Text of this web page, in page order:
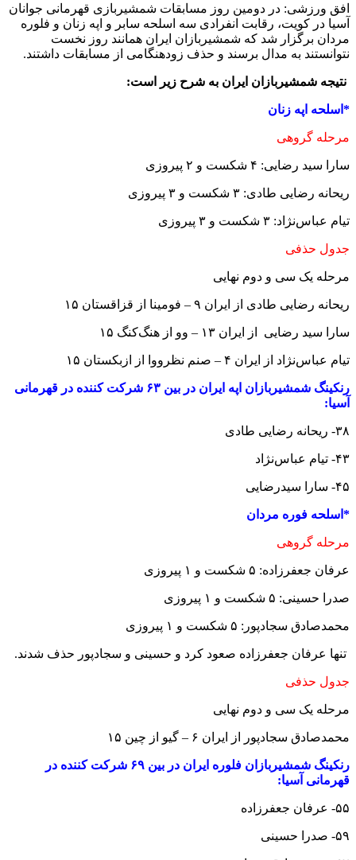
افق ورزشی: در دومین روز مسابقات شمشیربازی قهرمانی جوانان
آسیا در کویت، رقابت انفرادی سه اسلحه سابر و اپه زنان و فلوره
مردان برگزار شد که شمشیربازان ایران همانند روز نخست
نتوانستند به مدال برسند و حذف زودهنگامی از مسابقات داشتند.
نتیجه شمشیربازان ایران به شرح زیر است:
*اسلحه اپه زنان
مرحله گروهی
سارا سید رضایی: ۴ شکست و ۲ پیروزی
ریحانه رضایی طادی: ۳ شکست و ۳ پیروزی
تیام عباس‌نژاد: ۳ شکست و ۳ پیروزی
جدول حذفی
مرحله یک سی و دوم نهایی
ریحانه رضایی طادی از ایران ۹ – فومینا از قزاقستان ۱۵
سارا سید رضایی از ایران ۱۳ – وو از هنگ‌کنگ ۱۵
تیام عباس‌نژاد از ایران ۴ – صنم نظرووا از ازبکستان ۱۵
رنکینگ شمشیربازان اپه ایران در بین ۶۳ شرکت کننده در قهرمانی
آسیا:
۳۸- ریحانه رضایی طادی
۴۳- تیام عباس‌نژاد
۴۵- سارا سیدرضایی
*اسلحه فوره مردان
مرحله گروهی
عرفان جعفرزاده: ۵ شکست و ۱ پیروزی
صدرا حسینی: ۵ شکست و ۱ پیروزی
محمدصادق سجادپور: ۵ شکست و ۱ پیروزی
تنها عرفان جعفرزاده صعود کرد و حسینی و سجادپور حذف شدند.
جدول حذفی
مرحله یک سی و دوم نهایی
محمدصادق سجادپور از ایران ۶ – گیو از چین ۱۵
رنکینگ شمشیربازان فلوره ایران در بین ۶۹ شرکت کننده در
قهرمانی آسیا:
۵۵- عرفان جعفرزاده
۵۹- صدرا حسینی